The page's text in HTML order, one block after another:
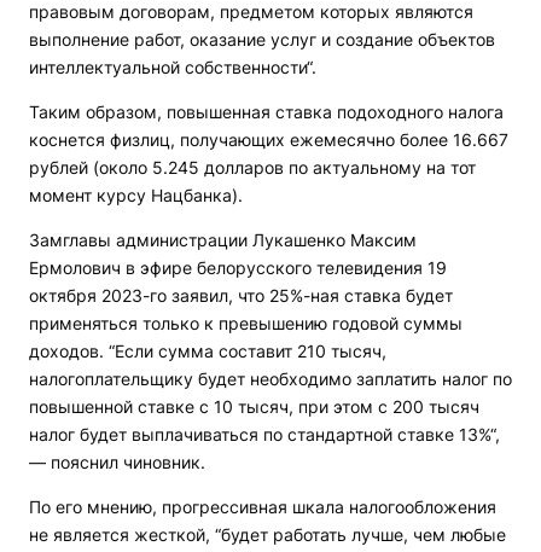
правовым договорам, предметом которых являются
выполнение работ, оказание услуг и создание объектов
интеллектуальной собственности“.
Таким образом, повышенная ставка подоходного налога
коснется физлиц, получающих ежемесячно более 16.667
рублей (около 5.245 долларов по актуальному на тот
момент курсу Нацбанка).
Замглавы администрации Лукашенко Максим
Ермолович в эфире белорусского телевидения 19
октября 2023-го заявил, что 25%-ная ставка будет
применяться только к превышению годовой суммы
доходов. “Если сумма составит 210 тысяч,
налогоплательщику будет необходимо заплатить налог по
повышенной ставке с 10 тысяч, при этом с 200 тысяч
налог будет выплачиваться по стандартной ставке 13%“,
— пояснил чиновник.
По его мнению, прогрессивная шкала налогообложения
не является жесткой, “будет работать лучше, чем любые